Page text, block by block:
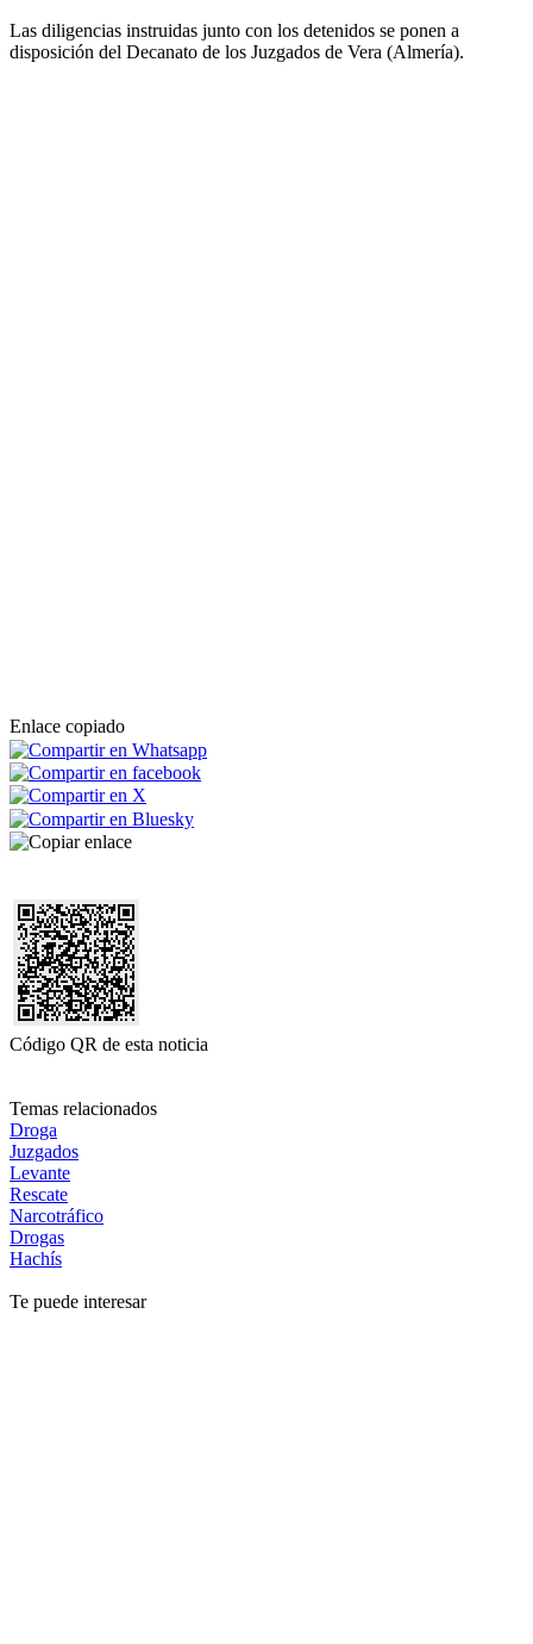
Las diligencias instruidas junto con los detenidos se ponen a
disposición del Decanato de los Juzgados de Vera (Almería).
Enlace copiado
Código QR de esta noticia
Temas relacionados
Droga
Juzgados
Levante
Rescate
Narcotráfico
Drogas
Hachís
Te puede interesar